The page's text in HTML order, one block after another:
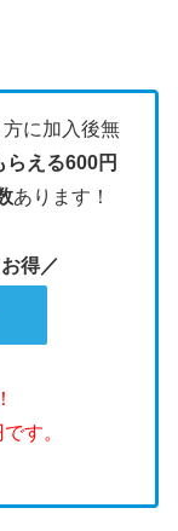
に加入後無
らえる600円
あります！
得／
す。